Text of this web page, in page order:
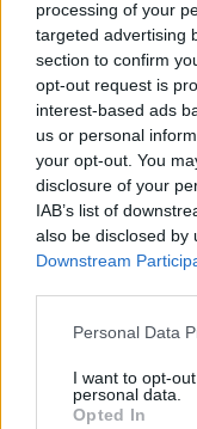
processing of your
targeted advertising
section to confirm
opt-out request is
interest-based ads
us or personal
your opt-out. You
disclosure of your
IAB’s list of
also be disclosed by
Downstream
Personal Data
I want to opt-
personal data.
Opted In
09/06/2019
LA SVOLTA
Anziana
fermata la
18/05/2019
PRESA LA BANDA
Anziana
MONTESACRO